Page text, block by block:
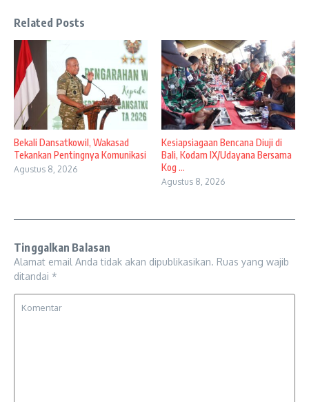
Related Posts
Bekali Dansatkowil, Wakasad
Tekankan Pentingnya Komunikasi
Agustus 8, 2026
Kesiapsiagaan Bencana Diuji di
Bali, Kodam IX/Udayana Bersama
Kog ...
Agustus 8, 2026
Tinggalkan Balasan
Alamat email Anda tidak akan dipublikasikan. Ruas yang wajib
ditandai *